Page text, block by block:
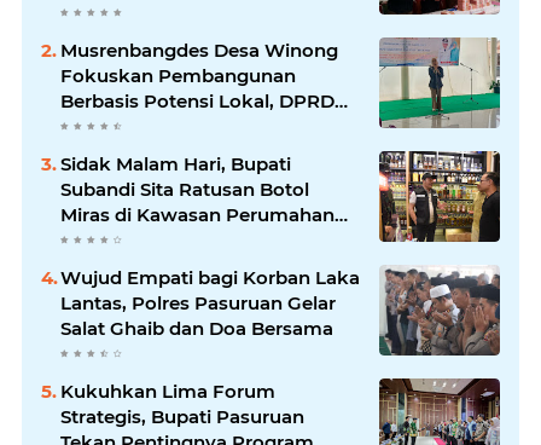
Musrenbangdes Desa Winong
Fokuskan Pembangunan
Berbasis Potensi Lokal, DPRD
Optimistis Meski Dihantam
Sidak Malam Hari, Bupati
Subandi Sita Ratusan Botol
Miras di Kawasan Perumahan
Sidoarjo
Wujud Empati bagi Korban Laka
Lantas, Polres Pasuruan Gelar
Salat Ghaib dan Doa Bersama
Kukuhkan Lima Forum
Strategis, Bupati Pasuruan